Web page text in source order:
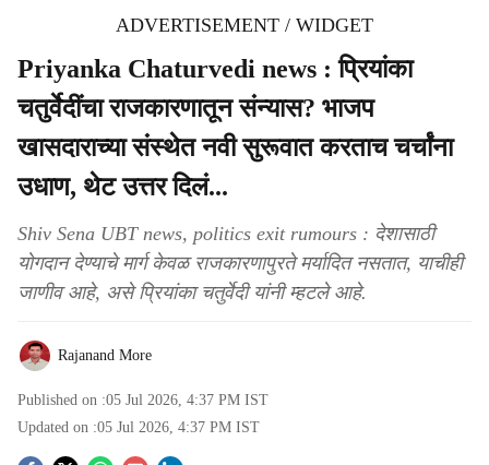
ADVERTISEMENT / WIDGET
Priyanka Chaturvedi news : प्रियांका
चतुर्वेदींचा राजकारणातून संन्यास? भाजप
खासदाराच्या संस्थेत नवी सुरूवात करताच चर्चांना
उधाण, थेट उत्तर दिलं...
Shiv Sena UBT news, politics exit rumours : देशासाठी
योगदान देण्याचे मार्ग केवळ राजकारणापुरते मर्यादित नसतात, याचीही
जाणीव आहे, असे प्रियांका चतुर्वेदी यांनी म्हटले आहे.
Rajanand More
Published on :05 Jul 2026, 4:37 PM IST
Updated on :05 Jul 2026, 4:37 PM IST